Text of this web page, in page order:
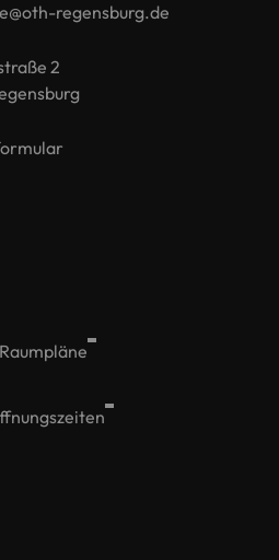
regensburg.de
2